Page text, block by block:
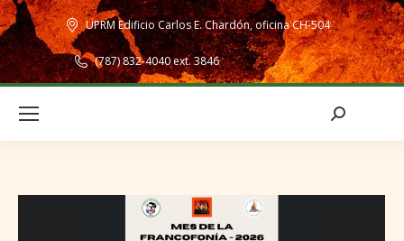
UPRM Edificio Carlos E. Chardón, oficina CH-504
(787) 832-4040 ext. 3846
Search: